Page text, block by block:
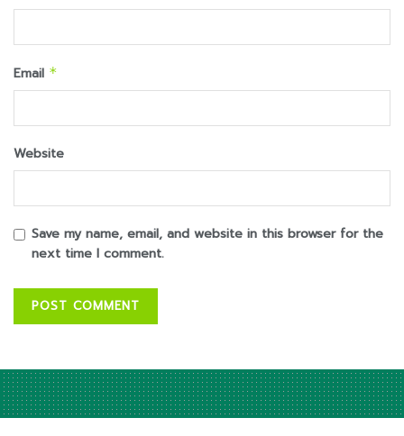
Email *
Website
Save my name, email, and website in this browser for the
next time I comment.